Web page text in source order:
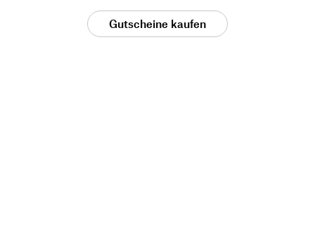
Gutscheine kaufen